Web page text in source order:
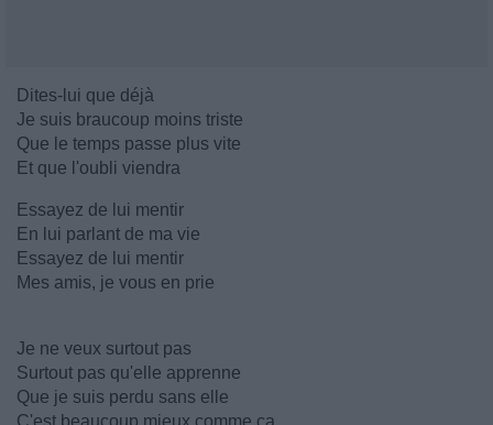
Dites-lui que déjà
Je suis braucoup moins triste
Que le temps passe plus vite
Et que l'oubli viendra
Essayez de lui mentir
En lui parlant de ma vie
Essayez de lui mentir
Mes amis, je vous en prie
Je ne veux surtout pas
Surtout pas qu'elle apprenne
Que je suis perdu sans elle
C'est beaucoup mieux comme ça